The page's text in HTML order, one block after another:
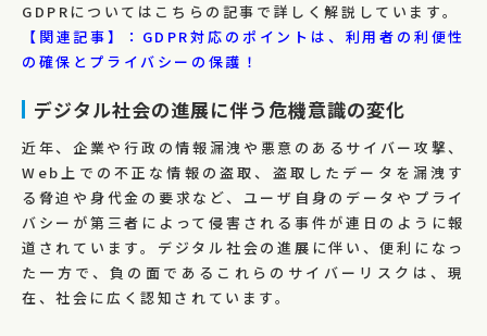
GDPRについてはこちらの記事で詳しく解説しています。
【関連記事】：GDPR対応のポイントは、利用者の利便性
の確保とプライバシーの保護！
デジタル社会の進展に伴う危機意識の変化
近年、企業や行政の情報漏洩や悪意のあるサイバー攻撃、
Web上での不正な情報の盗取、盗取したデータを漏洩す
る脅迫や身代金の要求など、ユーザ自身のデータやプライ
バシーが第三者によって侵害される事件が連日のように報
道されています。デジタル社会の進展に伴い、便利になっ
た一方で、負の面であるこれらのサイバーリスクは、現
在、社会に広く認知されています。